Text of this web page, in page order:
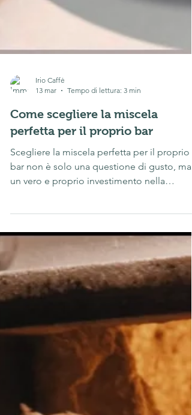
13 mar
Tempo di lettura: 3 min
Come scegliere la miscela
perfetta per il proprio bar
Scegliere la miscela perfetta per il proprio
locale. Ogni barista sa quanto il caffè
rappresenti un biglietto da visita
fondamentale. Per questo motivo, capire
come selezionare i grani di caffè giusti e
valorizzare un caffè artigianale può fare la
memorabile. Tazza di caffè artigianale
tostato a legna con